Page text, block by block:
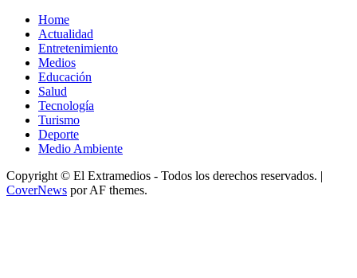
Home
Actualidad
Entretenimiento
Medios
Educación
Salud
Tecnología
Turismo
Deporte
Medio Ambiente
Copyright © El Extramedios - Todos los derechos reservados. |
CoverNews por AF themes.